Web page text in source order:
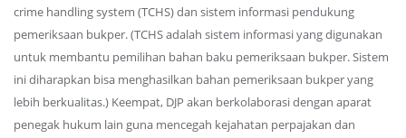
crime handling system (TCHS) dan sistem informasi pendukung
pemeriksaan bukper. (TCHS adalah sistem informasi yang digunakan
untuk membantu pemilihan bahan baku pemeriksaan bukper. Sistem
ini diharapkan bisa menghasilkan bahan pemeriksaan bukper yang
lebih berkualitas.) Keempat, DJP akan berkolaborasi dengan aparat
penegak hukum lain guna mencegah kejahatan perpajakan dan